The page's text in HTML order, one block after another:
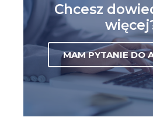
Chcesz
MAM PYTANIE DO